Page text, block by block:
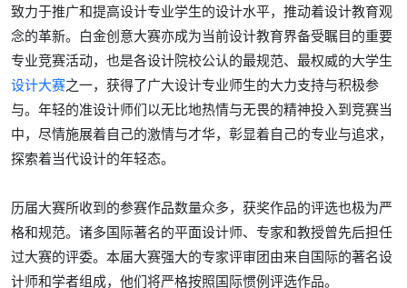
致力于推广和提高设计专业学生的设计水平，推动着设计教育观
念的革新。白金创意大赛亦成为当前设计教育界备受瞩目的重要
专业竞赛活动，也是各设计院校公认的最规范、最权威的大学生
设计大赛之一，获得了广大设计专业师生的大力支持与积极参
与。年轻的准设计师们以无比地热情与无畏的精神投入到竞赛当
中，尽情施展着自己的激情与才华，彰显着自己的专业与追求，
探索着当代设计的年轻态。
历届大赛所收到的参赛作品数量众多，获奖作品的评选也极为严
格和规范。诸多国际著名的平面设计师、专家和教授曾先后担任
过大赛的评委。本届大赛强大的专家评审团由来自国际的著名设
计师和学者组成，他们将严格按照国际惯例评选作品。